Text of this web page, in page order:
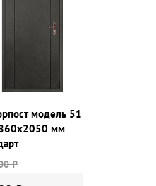
модель 51
мм
₽